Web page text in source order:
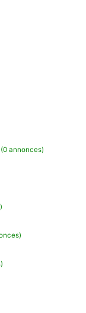
(0 annonces)